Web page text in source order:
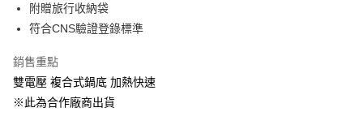
1.分期款項不併入電信帳單，「大哥付你分期」於每月結算日後寄送繳費提
醒簡訊。
2.透過簡訊連結打開帳單後，可選擇「超商條碼／台灣大直營門市／銀行轉
【注意事項】
1.本服務係由「台灣大哥大股份有限公司」（以下簡稱本公司）所提供，讓
用戶於交易時，得透過本服務購買商品或服務，並由商店將買賣／分期付款
附贈旅行收納袋
符合CNS驗證登錄標準
銷售重點
雙電壓 複合式鍋底 加熱快速
※此為合作廠商出貨